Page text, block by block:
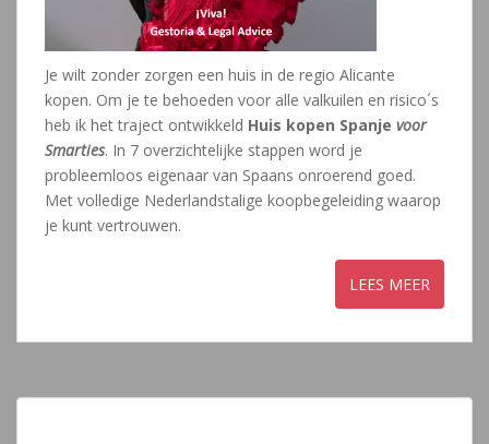
Je wilt zonder zorgen een huis in de regio Alicante
kopen. Om je te behoeden voor alle valkuilen en risico´s
heb ik het traject ontwikkeld Huis kopen Spanje voor
Smarties. In 7 overzichtelijke stappen word je
probleemloos eigenaar van Spaans onroerend goed.
Met volledige Nederlandstalige koopbegeleiding waarop
je kunt vertrouwen.